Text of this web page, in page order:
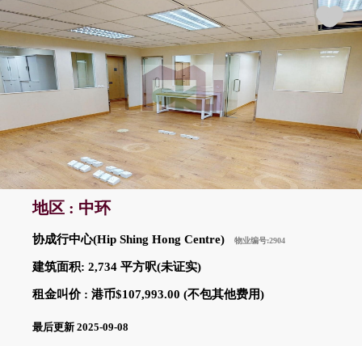
地区 : 中环
协成行中心(Hip Shing Hong Centre) 物业编号:2904
建筑面积: 2,734 平方呎(未证实)
租金叫价 : 港币$107,993.00 (不包其他费用)
最后更新 2025-09-08